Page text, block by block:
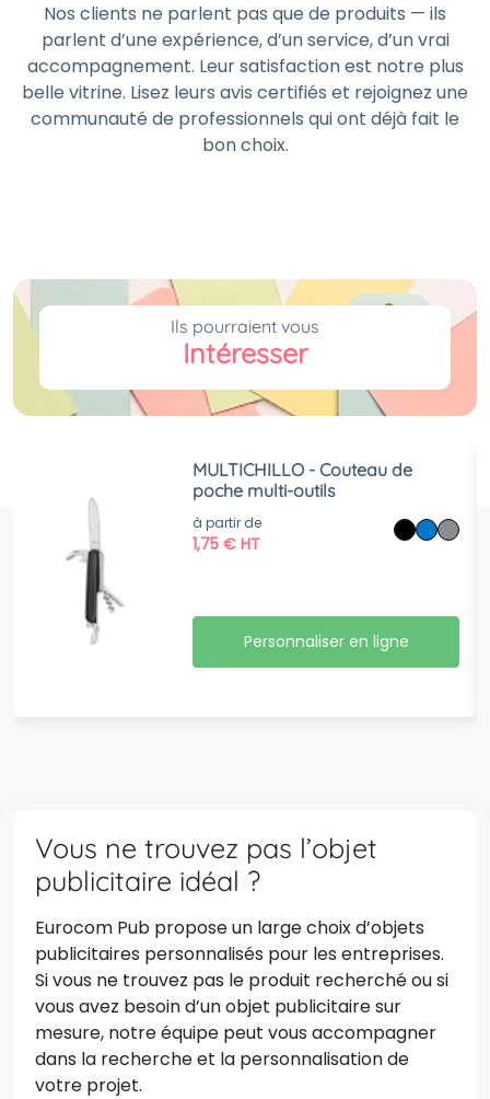
Nos clients ne parlent pas que de produits — ils
parlent d’une expérience, d’un service, d’un vrai
accompagnement. Leur satisfaction est notre plus
belle vitrine. Lisez leurs avis certifiés et rejoignez une
communauté de professionnels qui ont déjà fait le
bon choix.
Ils pourraient vous
Intéresser
MULTICHILLO - Couteau de
poche multi-outils
à partir de
1,75€ HT
Personnaliser en ligne
Vous ne trouvez pas l’objet
publicitaire idéal ?
Eurocom Pub propose un large choix d’objets
publicitaires personnalisés pour les entreprises.
Si vous ne trouvez pas le produit recherché ou si
vous avez besoin d’un objet publicitaire sur
mesure, notre équipe peut vous accompagner
dans la recherche et la personnalisation de
votre projet.